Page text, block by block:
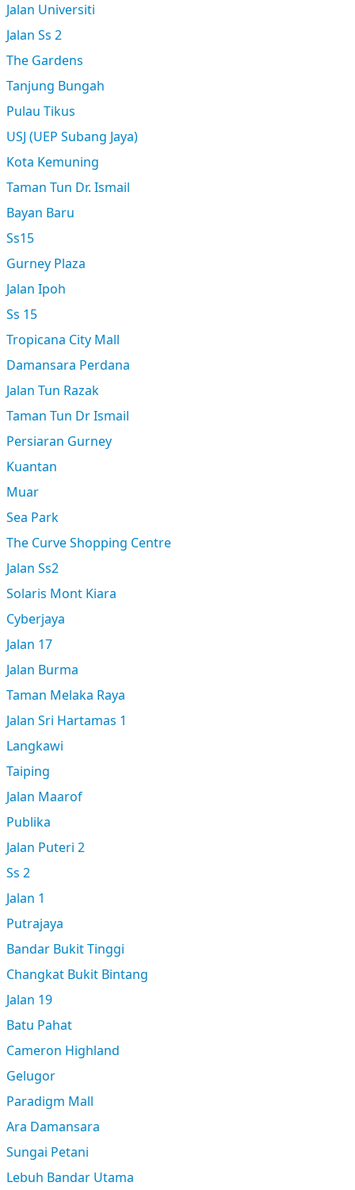
Jalan Universiti
Jalan Ss 2
The Gardens
Tanjung Bungah
Pulau Tikus
USJ (UEP Subang Jaya)
Kota Kemuning
Taman Tun Dr. Ismail
Bayan Baru
Ss15
Gurney Plaza
Jalan Ipoh
Ss 15
Tropicana City Mall
Damansara Perdana
Jalan Tun Razak
Taman Tun Dr Ismail
Persiaran Gurney
Kuantan
Muar
Sea Park
The Curve Shopping Centre
Jalan Ss2
Solaris Mont Kiara
Cyberjaya
Jalan 17
Jalan Burma
Taman Melaka Raya
Jalan Sri Hartamas 1
Langkawi
Taiping
Jalan Maarof
Publika
Jalan Puteri 2
Ss 2
Jalan 1
Putrajaya
Bandar Bukit Tinggi
Changkat Bukit Bintang
Jalan 19
Batu Pahat
Cameron Highland
Gelugor
Paradigm Mall
Ara Damansara
Sungai Petani
Lebuh Bandar Utama